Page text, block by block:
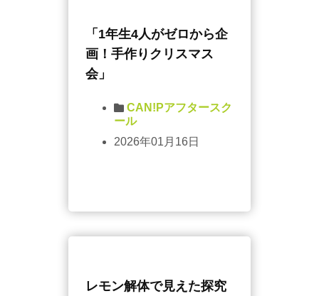
「1年生4人がゼロから企
画！手作りクリスマス
会」
CAN!Pアフタースク
ール
2026年01月16日
レモン解体で見えた探究